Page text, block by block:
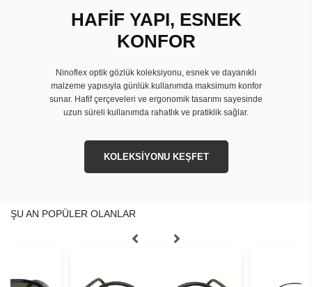
HAFİF YAPI, ESNEK
KONFOR
Ninoflex optik gözlük koleksiyonu, esnek ve dayanıklı
malzeme yapısıyla günlük kullanımda maksimum konfor
sunar. Hafif çerçeveleri ve ergonomik tasarımı sayesinde
uzun süreli kullanımda rahatlık ve pratiklik sağlar.
KOLEKSİYONU KEŞFET
ŞU AN POPÜLER OLANLAR